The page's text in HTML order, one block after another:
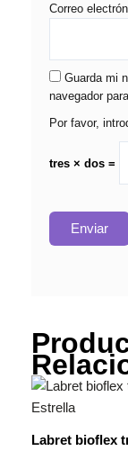
Correo
Guarda mi
navegador
Por favor,
tres × dos =
Labret bioflex